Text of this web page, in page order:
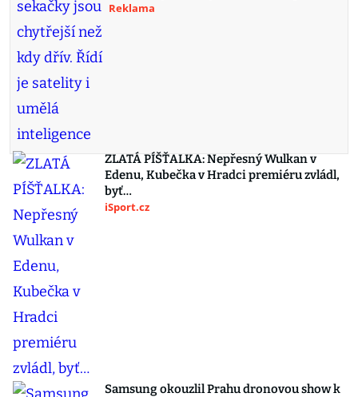
Reklama
ZLATÁ PÍŠŤALKA: Nepřesný Wulkan v
Edenu, Kubečka v Hradci premiéru zvládl,
byť…
iSport.cz
Samsung okouzlil Prahu dronovou show k